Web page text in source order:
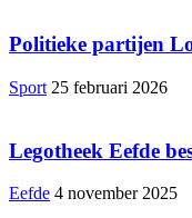
Politieke partijen
Sport 25 februari 2026
Legotheek Eefde
Eefde 4 november 2025